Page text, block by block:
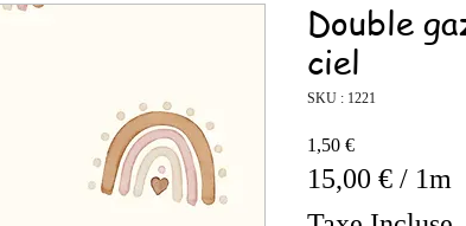
Double
ciel
SKU : 1221
1,50 €Prix
15,00 € / 1m
15,00 €